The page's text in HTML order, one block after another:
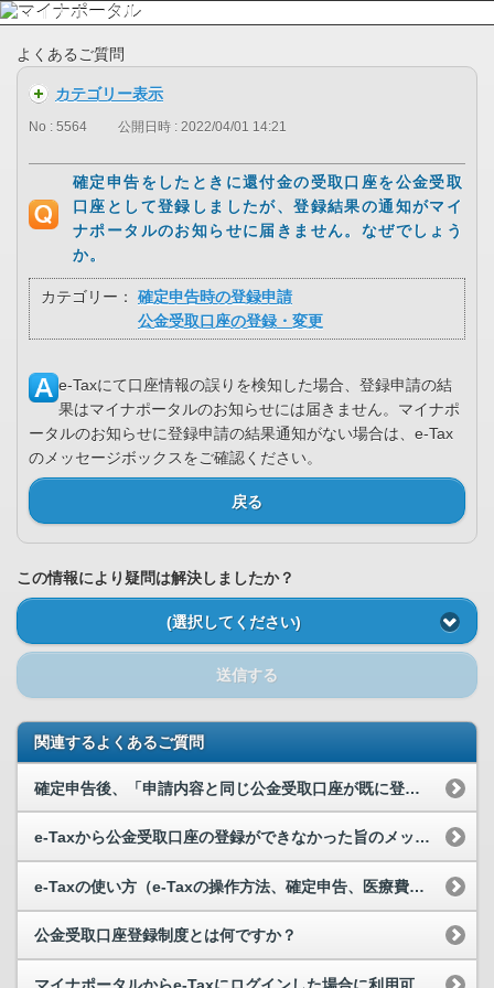
よくあるご質問
カテゴリー表示
No : 5564 公開日時 : 2022/04/01 14:21
確定申告をしたときに還付金の受取口座を公金受取
口座として登録しましたが、登録結果の通知がマイ
ナポータルのお知らせに届きません。なぜでしょう
か。
カテゴリー：
確定申告時の登録申請
公金受取口座の登録・変更
e-Taxにて口座情報の誤りを検知した場合、登録申請の結
果はマイナポータルのお知らせには届きません。マイナポ
ータルのお知らせに登録申請の結果通知がない場合は、e-Tax
のメッセージボックスをご確認ください。
戻る
この情報により疑問は解決しましたか？
(選択してください)
送信する
関連するよくあるご質問
確定申告後、「申請内容と同じ公金受取口座が既に登録済みだったため、申請を受理しませんでした。」...
e-Taxから公金受取口座の登録ができなかった旨のメッセージが届き、マイナポータルで公金受取口...
e-Taxの使い方（e-Taxの操作方法、確定申告、医療費控除の手続き等）について教えてください。
公金受取口座登録制度とは何ですか？